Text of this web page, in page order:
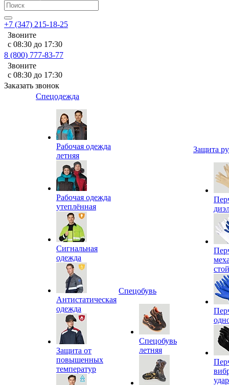
+7 (347) 215-18-25
Звоните
с 08:30 до 17:30
8 (800) 777-83-77
Звоните
с 08:30 до 17:30
Заказать звонок
Спецодежда
Рабочая одежда
летняя
Рабочая одежда
утеплённая
Сигнальная
одежда
Антистатическая
одежда
Защита от
повышенных
температур
Спецобувь
Спецобувь
летняя
Защита